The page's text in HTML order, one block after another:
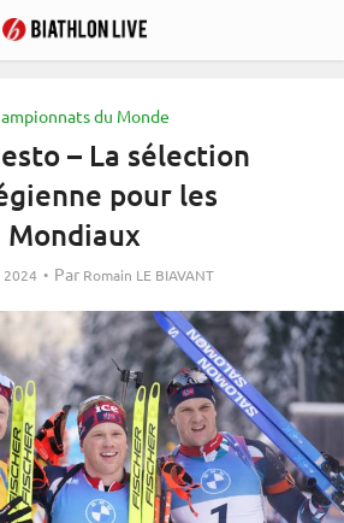
du Monde
– La sélection
pour les
Mondiaux
2024 Par Romain LE BIAVANT